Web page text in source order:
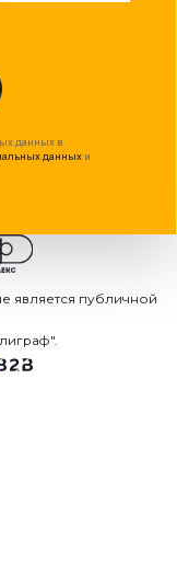
данных в
данных и
является публичной